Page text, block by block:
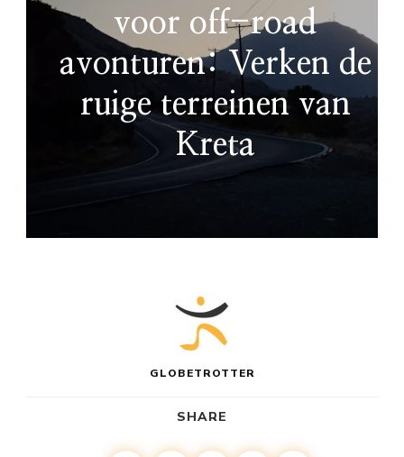
voor off-road
avonturen: Verken de
ruige terreinen van
Kreta
GLOBETROTTER
SHARE